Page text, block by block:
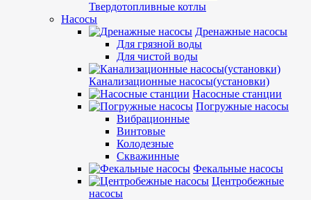
Твердотопливные котлы
Насосы
Дренажные насосы
Для грязной воды
Для чистой воды
Канализационные насосы(установки)
Насосные станции
Погружные насосы
Вибрационные
Винтовые
Колодезные
Скважинные
Фекальные насосы
Центробежные
насосы